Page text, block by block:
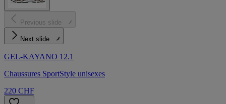
Previous slide
Next slide
GEL-KAYANO 12.1
Chaussures SportStyle unisexes
220 CHF